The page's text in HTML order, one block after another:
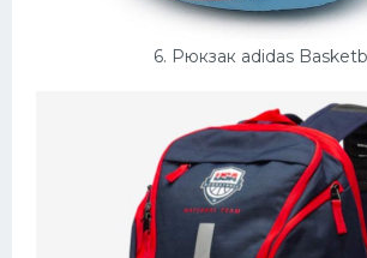
6. Рюкзак adidas